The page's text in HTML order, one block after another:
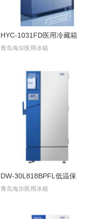
HYC-1031FD医用冷藏箱
青岛海尔医用冰箱
DW-30L818BPFL低温保
青岛海尔医用冰箱